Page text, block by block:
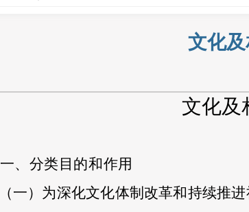
文化及
文化及
一、分类目的和作用
（一）为深化文化体制改革和持续推